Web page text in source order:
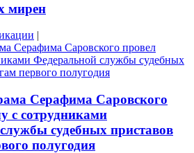
мирен
|
Серафима Саровского
с сотрудниками
судебных приставов
полугодия